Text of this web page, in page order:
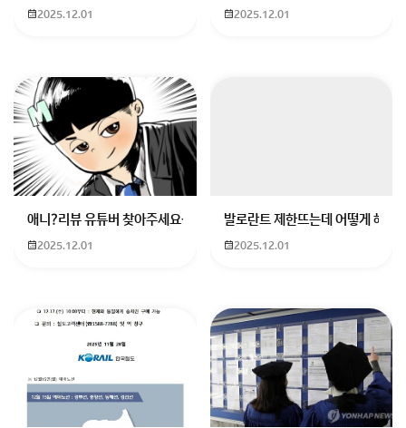
다.전체 실업자 중 장기 실업자 비중은 18.1%로, 같은 ..
회원가입 혹은 광고 [X]를 누르면 내용이 보입니다
2025.12.01 2025.12.01
애니?리뷰 유튜버 찾아주세요ㅠㅠ 무슨 검정머리 남자 캐릭터에 더빙하
2025.12.01
발로란트 제한뜨는데 어떻게 해야
2025.12.01